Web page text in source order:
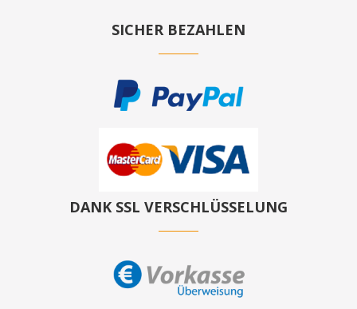
SICHER BEZAHLEN
DANK SSL VERSCHLÜSSELUNG